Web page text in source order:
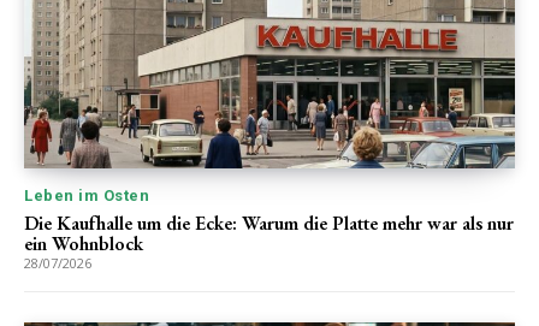
Leben im Osten
Die Kaufhalle um die Ecke: Warum die Platte mehr war als nur
ein Wohnblock
28/07/2026